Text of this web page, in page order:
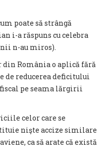
poate să strângă
i-a răspuns cu celebra
n-au miros).
România o aplică fără
de reducerea deficitului
pe seama lărgirii
celor care se
nişte accize similare
ca să arate că există